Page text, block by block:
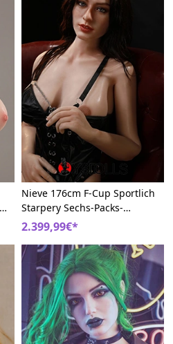
Nieve 176cm F-Cup Sportlich
Starpery Sechs-Packs-
Bauchmuskeln Silikon
Liebespuppe
2.399,99€*